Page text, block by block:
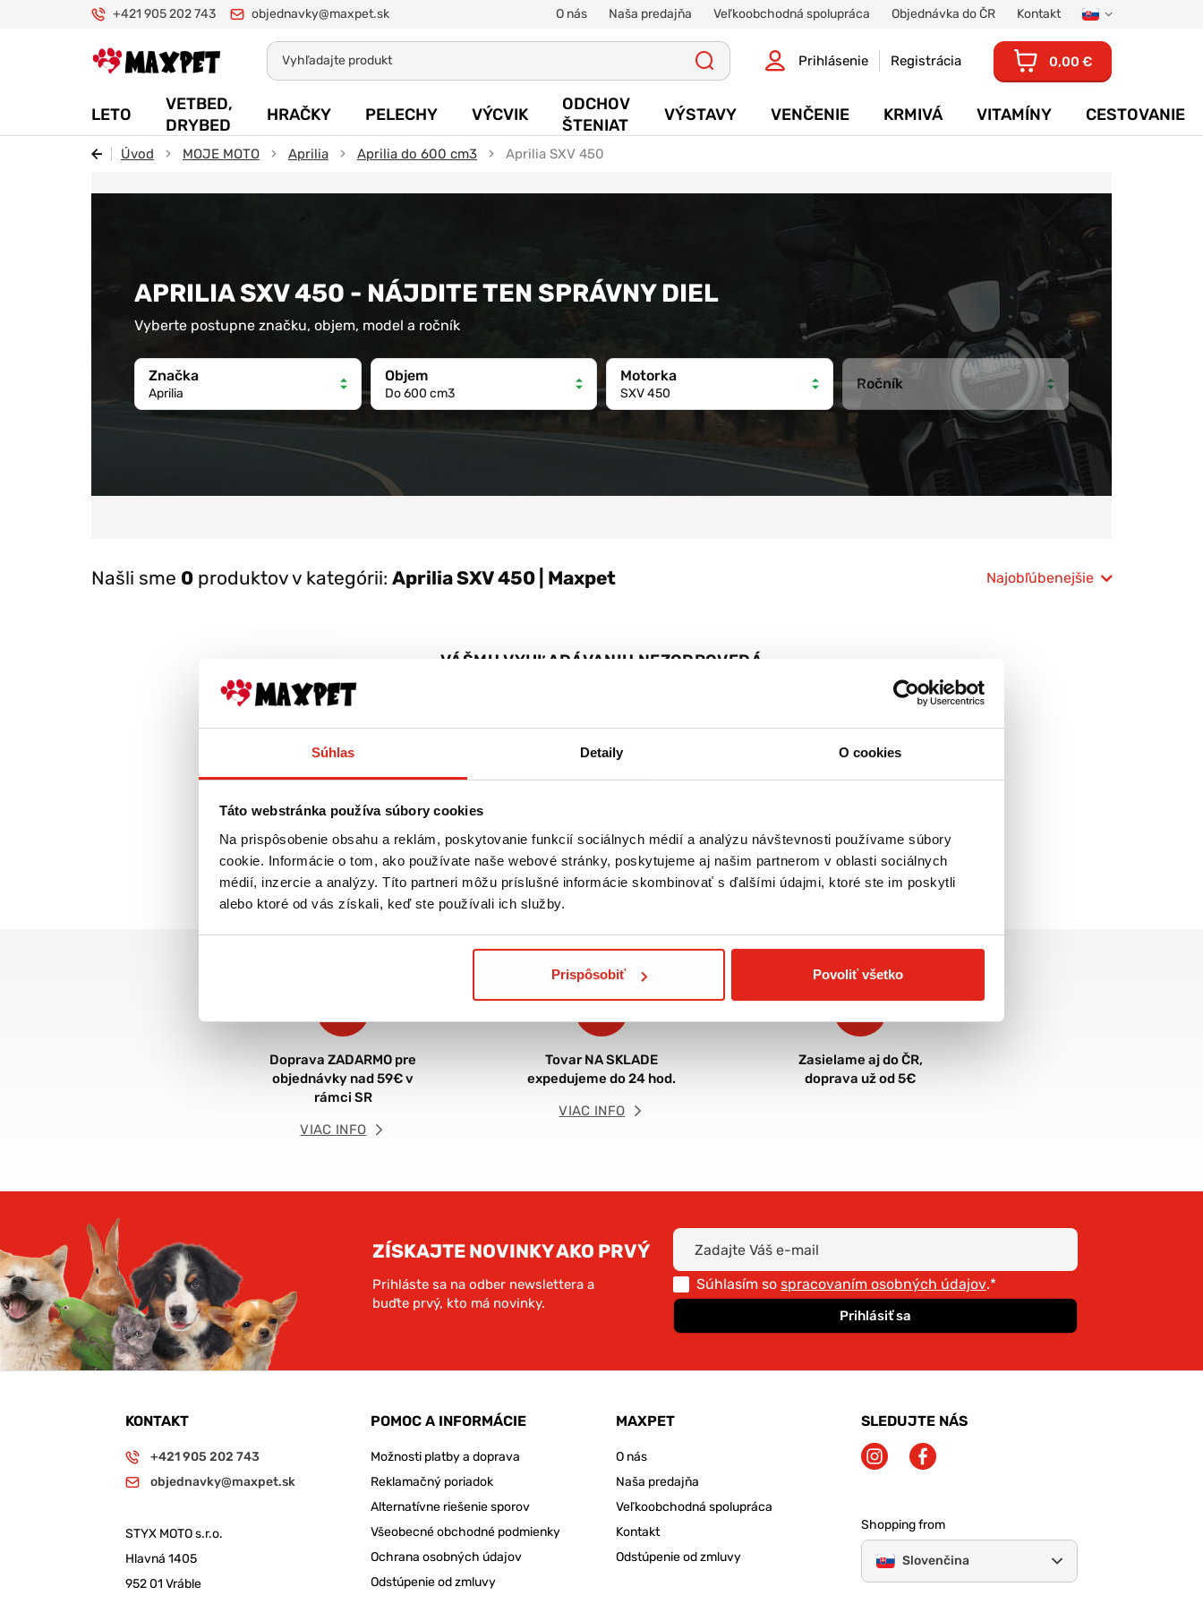
Súhlas Detaily O cookies
Táto webstránka používa súbory cookies
Na prispôsobenie obsahu a reklám, poskytovanie funkcií sociálnych médií a analýzu návštevnosti používame súbory
cookie. Informácie o tom, ako používate naše webové stránky, poskytujeme aj našim partnerom v oblasti sociálnych
médií, inzercie a analýzy. Títo partneri môžu príslušné informácie skombinovať s ďalšími údajmi, ktoré ste im poskytli
alebo ktoré od vás získali, keď ste používali ich služby.
Prispôsobiť Povoliť všetko
+421 905 202 743 objednavky@maxpet.sk O nás Naša predajňa Veľkoobchodná spolupráca Objednávka do ČR
Kontakt
Prihlásenie Registrácia 0,00 €
LETO
VETBED,
DRYBED
HRAČKY PELECHY VÝCVIK
ODCHOV
ŠTENIAT
VÝSTAVY VENČENIE KRMIVÁ VITAMÍNY CESTOVANIE
Úvod MOJE MOTO Aprilia Aprilia do 600 cm3 Aprilia SXV 450
APRILIA SXV 450 - NÁJDITE TEN SPRÁVNY DIEL
Vyberte postupne značku, objem, model a ročník
Značka
Aprilia
Objem
Do 600 cm3
Motorka
SXV 450
Ročník
Našli sme 0 produktov v kategórii: Aprilia SXV 450 | Maxpet Najobľúbenejšie
VÁŠMU VYHĽADÁVANIU NEZODPOVEDÁ
Zrušiť všetky filtre
Doprava ZADARMO pre
objednávky nad 59€ v
rámci SR
VIAC INFO
Tovar NA SKLADE
expedujeme do 24 hod.
VIAC INFO
Zasielame aj do ČR,
doprava už od 5€
ZÍSKAJTE NOVINKY AKO PRVÝ
Prihláste sa na odber newslettera a
buďte prvý, kto má novinky.
Súhlasím so spracovaním osobných údajov.*
Prihlásiť sa
KONTAKT
+421 905 202 743
objednavky@maxpet.sk
STYX MOTO s.r.o.
Hlavná 1405
952 01 Vráble
POMOC A INFORMÁCIE
Možnosti platby a doprava
Reklamačný poriadok
Alternatívne riešenie sporov
Všeobecné obchodné podmienky
Ochrana osobných údajov
Odstúpenie od zmluvy
MAXPET
O nás
Naša predajňa
Veľkoobchodná spolupráca
Kontakt
Odstúpenie od zmluvy
SLEDUJTE NÁS
Shopping from
Slovenčina